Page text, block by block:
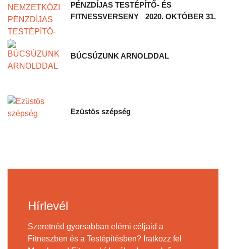
PÉNZDÍJAS TESTÉPÍTŐ- ÉS
FITNESSVERSENY 2020. OKTÓBER 31.
BÚCSÚZUNK ARNOLDDAL
Ezüstös szépség
Hírlevél
Szeretnéd gyorsabban elérni céljaid a
Fitneszben és a Testépítésben? Iratkozz fel